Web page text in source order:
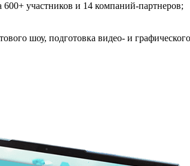
участников и 14 компаний-партнеров;
шоу, подготовка видео- и